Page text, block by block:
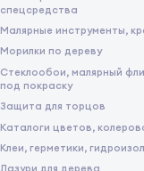
спецсредства
Малярные инструменты,
Морилки по дереву
Стеклообои, малярный
под покраску
Защита для торцов
Каталоги цветов,
Клеи, герметики,